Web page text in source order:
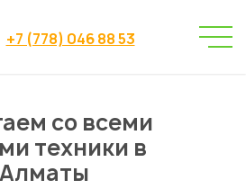
+7 (778) 046 88 53
со всеми
техники в
Алматы